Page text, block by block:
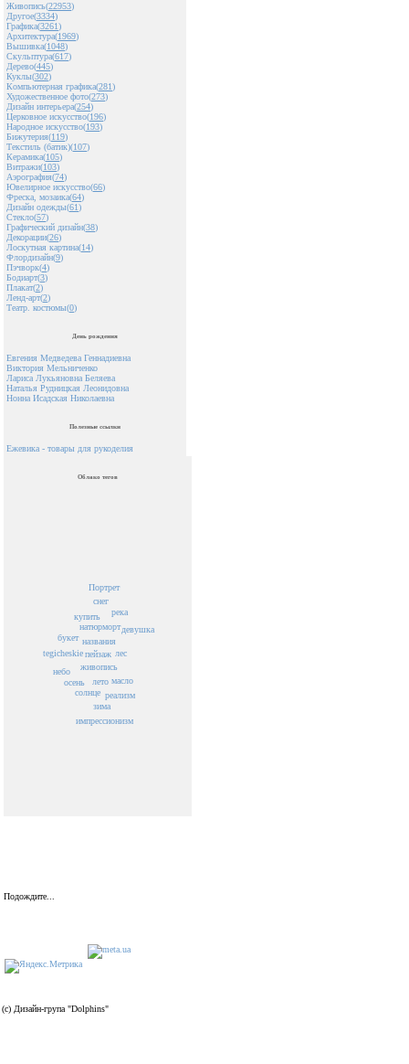
Живопись(22953)
Другое(3334)
Графика(3261)
Архитектура(1969)
Вышивка(1048)
Скульптура(617)
Дерево(445)
Куклы(302)
Компьютерная графика(281)
Художественное фото(273)
Дизайн интерьера(254)
Церковное искусство(196)
Народное искусство(193)
Бижутерия(119)
Текстиль (батик)(107)
Керамика(105)
Витражи(103)
Аэрография(74)
Ювелирное искусство(66)
Фреска, мозаика(64)
Дизайн одежды(61)
Стекло(57)
Графический дизайн(38)
Декорации(26)
Лоскутная картина(14)
Флордизайн(9)
Пэчворк(4)
Бодиарт(3)
Плакат(2)
Ленд-арт(2)
Театр. костюмы(0)
День рождения
Евгения Медведева Геннадиевна
Виктория Мельниченко
Лариса Лукьяновна Беляева
Наталья Рудницкая Леонидовна
Нонна Исадская Николаевна
Полезные ссылки
Ежевика - товары для рукоделия
Облако тегов
пейзаж
названия
живопись
лето
натюрморт
купить
солнце
лес
зима
осень
букет
масло
река
снег
tegicheskie
реализм
небо
импрессионизм
Портрет
девушка
Подождите...
(c) Дизайн-група "Dolphins"